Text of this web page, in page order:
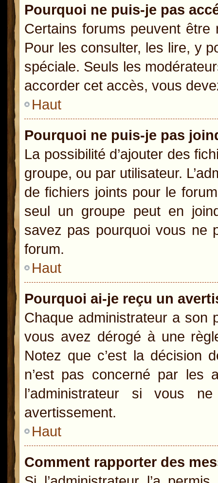
Pourquoi ne puis-je pas
Certains forums peuvent
Pour les consulter, les lire, y
spéciale. Seuls les
accorder cet accès, vous
Haut
Pourquoi ne puis-je pas
La possibilité d’ajouter des
groupe, ou par utilisateur.
de fichiers joints pour le
seul un groupe peut en
savez pas pourquoi vous ne
forum.
Haut
Pourquoi ai-je reçu un
Chaque administrateur a son
vous avez dérogé à une
Notez que c’est la décision
n’est pas concerné par les
l’administrateur si vous
avertissement.
Haut
Comment rapporter des